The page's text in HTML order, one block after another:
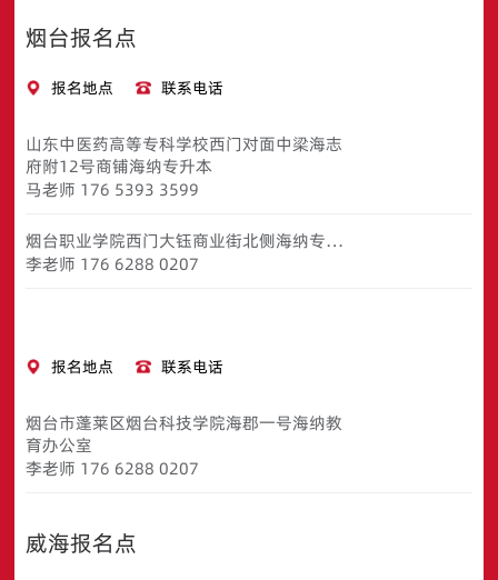
烟台报名点
报名地点 联系电话
山东中医药高等专科学校西门对面中梁海志
府附12号商铺海纳专升本
马老师 176 5393 3599
烟台职业学院西门大钰商业街北侧海纳专升
本
李老师 176 6288 0207
报名地点 联系电话
烟台市蓬莱区烟台科技学院海郡一号海纳教
育办公室
李老师 176 6288 0207
威海报名点